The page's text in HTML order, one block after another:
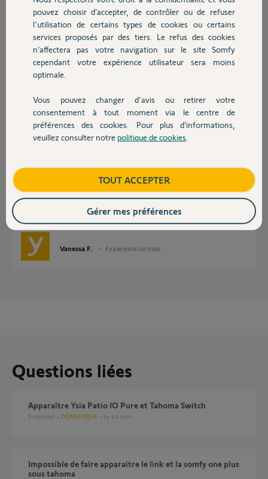
Chauffage
Autres produits
Devis avec un pro
Contact
Réponses
Bonjour
En effet, au départ, tous les éléments apparaissent, il faut sélectionner ce
cliquez sur la pièce, puis en haut à droite sur la roue crantée.
Jean-Luc B. il y a environ 2 mois
L'app Tahoma By somfy rencontre actuellement un bug sur l'affectation
des produits aux pieces.
Je reviens vers vous lorsque cela sera corriger.
bonne journée
Vanessa F. il y a environ un mois
Questions liées
Apparaître Ysia Patio IO Pure et Tahoma Switch
9 réponses DOMOTIQUE il y a 4 mois
Impossible de faire apparaitre le link et la somfy one plus
sous tahoma
pouvez choisir d’accepter, de contrôler ou de refuser
l'utilisation de certains types de cookies ou certains
services proposés par des tiers. Le refus des cookies
n’affectera pas votre navigation sur le site Somfy
cependant votre expérience utilisateur sera moins
optimale.
Vous pouvez changer d'avis ou retirer votre
consentement à tout moment via le centre de
préférences des cookies. Pour plus d’informations,
veuillez consulter notre politique de cookies
TOUT ACCEPTER
Gérer mes préférences